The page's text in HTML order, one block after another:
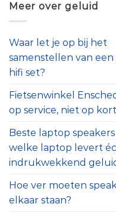
Meer over geluid
Waar let je op bij het
samenstellen van een
hifi set?
Fietsenwinkel
op service, niet op
Beste laptop
welke laptop levert
indrukwekkend
Hoe ver moeten
elkaar staan?